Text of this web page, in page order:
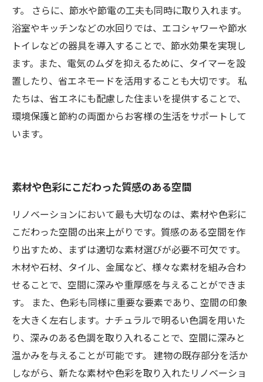
す。 さらに、節水や節電の工夫も同時に取り入れます。
浴室やキッチンなどの水回りでは、エコシャワーや節水
トイレなどの器具を導入することで、節水効果を実現し
ます。また、電気のムダを抑えるために、タイマーを設
置したり、省エネモードを活用することも大切です。 私
たちは、省エネにも配慮した住まいを提供することで、
環境保護と節約の両面からお客様の生活をサポートして
います。
素材や色彩にこだわった質感のある空間
リノベーションにおいて最も大切なのは、素材や色彩に
こだわった空間の出来上がりです。質感のある空間を作
り出すため、まずは適切な素材選びが必要不可欠です。
木材や石材、タイル、金属など、様々な素材を組み合わ
せることで、空間に深みや重厚感を与えることができま
す。 また、色彩も同様に重要な要素であり、空間の印象
を大きく左右します。ナチュラルで明るい色調を用いた
り、深みのある色調を取り入れることで、空間に深みと
温かみを与えることが可能です。 建物の既存部分を活か
しながら、新たな素材や色彩を取り入れたリノベーショ